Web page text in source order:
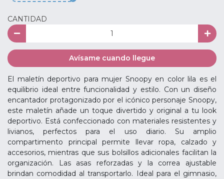
CANTIDAD
Avísame cuando llegue
El maletín deportivo para mujer Snoopy en color lila es el
equilibrio ideal entre funcionalidad y estilo. Con un diseño
encantador protagonizado por el icónico personaje Snoopy,
este maletín añade un toque divertido y original a tu look
deportivo. Está confeccionado con materiales resistentes y
livianos, perfectos para el uso diario. Su amplio
compartimento principal permite llevar ropa, calzado y
accesorios, mientras que sus bolsillos adicionales facilitan la
organización. Las asas reforzadas y la correa ajustable
brindan comodidad al transportarlo. Ideal para el gimnasio,